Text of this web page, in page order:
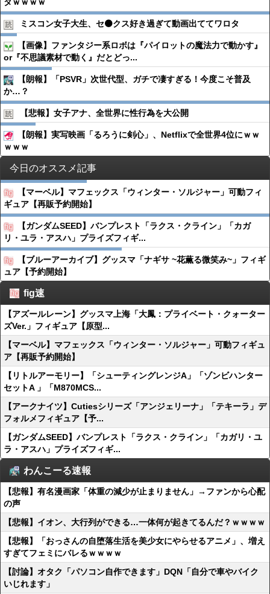
ミスコン女子大生、セ⚫️クス好き過ぎて動画出ててワロタ
【画像】ファンタジー系ロボは『パイロットの魔法力で動かす』
or『不思議素材で動く』だとどっ...
【朗報】「PSVR」次世代型、ガチで凄すぎる！今度こそ普及
か…？
【悲報】女子アナ、全世界に性行為を大公開
【朗報】実写映画「るろうに剣心」、Netflixで全世界4位にｗｗ
ｗｗｗ
今日のオススメ記事
【マーベル】マフェックス「ウィンター・ソルジャー」可動フィ
ギュア【再販予約開始】
【ガンダムSEED】バンプレスト「ラクス・クライン」「カガ
リ・ユラ・アスハ」プライズフィギ...
【ブルーアーカイブ】グッスマ「ナギサ ~花薫る微笑み~」フィギ
ュア【予約開始】
fig速
【アズールレーン】グッスマ上海「大鳳：プライベート・クォーター
ズVer.」フィギュア【原型...
【マーベル】マフェックス「ウィンター・ソルジャー」可動フィギュ
ア【再販予約開始】
【リトルアーモリー】「シューティングレンジA」「ゾンビハンター
セットA 」「M870MCS...
【アークナイツ】Cutiesシリーズ「アンジェリーナ」「テキーラ」デ
フォルメフィギュア【予...
【ガンダムSEED】バンプレスト「ラクス・クライン」「カガリ・ユ
ラ・アスハ」プライズフィギ...
わんこーる速報
【悲報】有名漫画家「体重の減少が止まりません」→ファンから心配
の声
【悲報】イオン、大行列ができる…一体何が起きてるんだ？ｗｗｗｗ
【悲報】「おっさんの自堕落生活を美少女にやらせるアニメ」、増え
すぎてフェミにバレるｗｗｗｗ
【討論】オタク「パソコン自作できます」DQN「自分で車やバイク
いじれます」